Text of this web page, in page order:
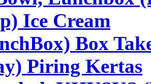
Ice Cream
Box
Piring Kertas